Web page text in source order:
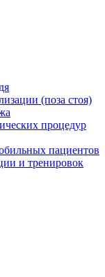
(поза стоя)
процедур
пациентов
и тренировок